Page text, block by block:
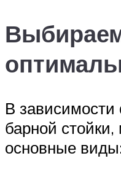
В зависимости
барной
основные